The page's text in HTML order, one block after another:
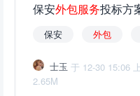
保安外包服务投标方
保安 外包
士玉 于 12-30 15:06
2.65M